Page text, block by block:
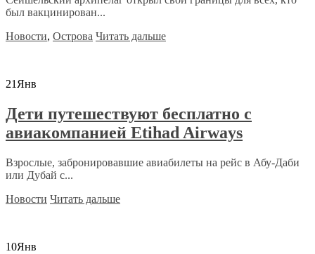
был вакцинирован...
Новости, Острова Читать дальше
21Янв
Дети путешествуют бесплатно с
авиакомпанией Etihad Airways
Взрослые, забронировавшие авиабилеты на рейс в Абу-Даби
или Дубай с...
Новости Читать дальше
10Янв